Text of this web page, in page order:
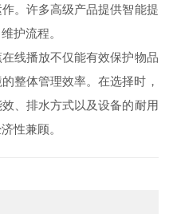
。许多高级产品提供智能提
流程。
播放不仅能有效保护物品
管理效率。在选择时，
效、排水方式以及设备的耐用
顾。